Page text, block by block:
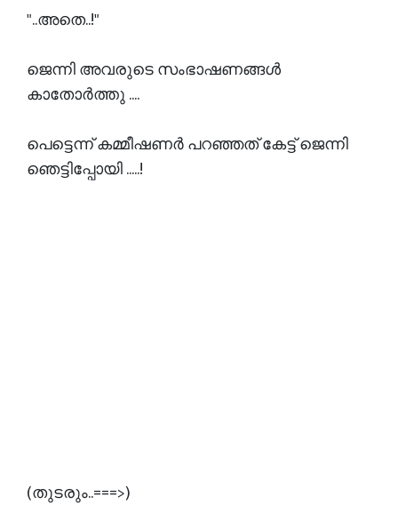
"..അതെ..!"
ജെന്നി അവരുടെ സംഭാഷണങ്ങൾ
കാതോർത്തു ....
പെട്ടെന്ന് കമ്മീഷണർ പറഞ്ഞത് കേട്ട് ജെന്നി
ഞെട്ടിപ്പോയി .....!
(തുടരും..===>)